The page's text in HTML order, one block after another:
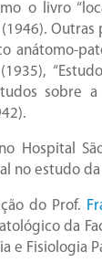
o livro
Outras
anátomo-
(1935),
sobre
Hospital
no estudo
do Prof.
da
e Fisiologia